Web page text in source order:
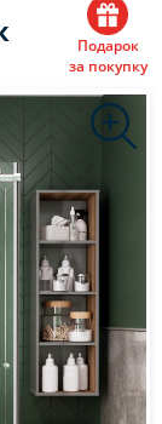
Подарок
за покупку